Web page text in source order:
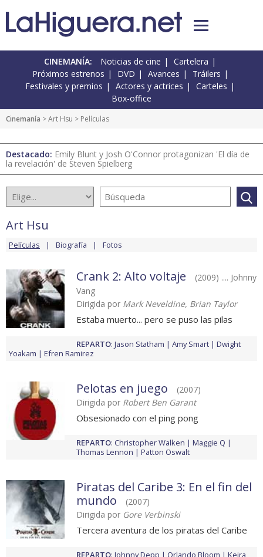
CINEMANÍA: Noticias de cine
Cartelera
Próximos estrenos
DVD Avances
Tráilers
Festivales y premios
Actores y actrices
Carteles
Box-office
Cinemanía >Art Hsu > Películas
Destacado: Emily Blunt y Josh O'Connor protagonizan 'El día de
la revelación' de Steven Spielberg
Art Hsu
Películas Biografía Fotos
Crank 2: Alto voltaje
(2009) .... Johnny
Vang
Dirigida por Mark Neveldine, Brian Taylor
Estaba muerto... pero se puso las pilas
REPARTO: Jason Statham Amy Smart
Dwight
Yoakam
Efren Ramirez
Pelotas en juego
(2007)
Dirigida por Robert Ben Garant
Obsesionado con el ping pong
REPARTO: Christopher Walken
Maggie Q
Thomas Lennon
Patton Oswalt
Piratas del Caribe 3: En el fin del
mundo
(2007)
Dirigida por Gore Verbinski
Tercera aventura de los piratas del Caribe
REPARTO: Johnny Depp Orlando Bloom
Keira